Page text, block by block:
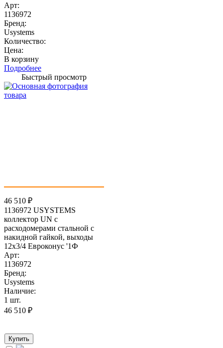
Арт:
1136972
Бренд:
Usystems
Количество:
Цена:
В корзину
Подробнее
Быстрый просмотр
46 510 ₽
1136972 USYSTEMS
коллектор UN с
расходомерами стальной с
накидной гайкой, выходы
12x3/4 Евроконус '1Ф
Арт:
1136972
Бренд:
Usystems
Наличие:
1 шт.
46 510 ₽
Купить